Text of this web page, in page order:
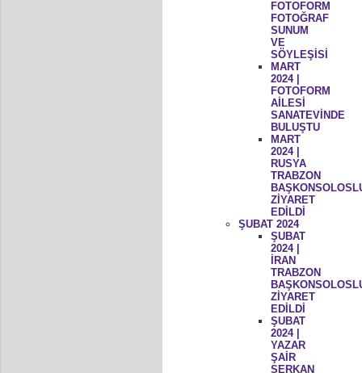
FOTOFORM
FOTOĞRAF
SUNUM
VE
SÖYLEŞİSİ
MART
2024 |
FOTOFORM
AİLESİ
SANATEVİNDE
BULUŞTU
MART
2024 |
RUSYA
TRABZON
ZİYARET
EDİLDİ
ŞUBAT 2024
ŞUBAT
2024 |
İRAN
TRABZON
ZİYARET
EDİLDİ
ŞUBAT
2024 |
YAZAR
ŞAİR
SERKAN